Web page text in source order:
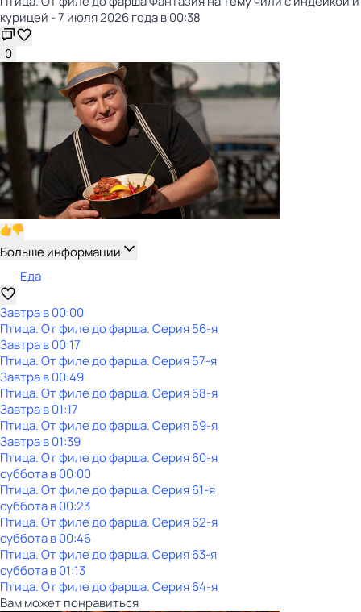
курицей - 7 июля 2026 года в 00:38
0
Больше информации
Еда
Завтра в 00:00
Птица. От филе до фарша. Серия 56-я
Завтра в 00:17
Птица. От филе до фарша. Серия 57-я
Завтра в 00:49
Птица. От филе до фарша. Серия 58-я
Завтра в 01:17
Птица. От филе до фарша. Серия 59-я
Завтра в 01:39
Птица. От филе до фарша. Серия 60-я
субботав00:00
Птица. От филе до фарша. Серия 61-я
субботав00:23
Птица. От филе до фарша. Серия 62-я
субботав00:46
Птица. От филе до фарша. Серия 63-я
субботав01:13
Птица. От филе до фарша. Серия 64-я
Вам может понравиться